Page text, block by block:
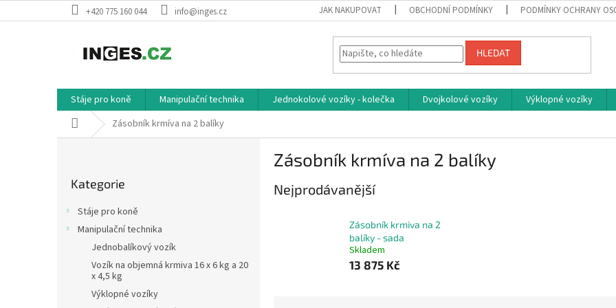
na
+420 775 160 044 info@inges.cz JAK NAKUPOVAT OBCHODNÍ PODMÍNKY PODMÍNKY OCHRANY
HLEDAT
Stáje pro koně Manipulační technika Jednokolové vozíky - kolečka Dvojkolové vozíky Výklopné vozíky
Domů Zásobník krmíva na 2 balíky
kategorie
Kategorie
Stáje pro koně
Manipulační technika
Jednobalíkový vozík
Vozík na objemná krmiva 16 x 6 kg a 20
x 4,5 kg
Výklopné vozíky
Zásobník krmíva na 2 balíky
Nejprodávanější
Zásobník krmiva na 2
balíky - sada
Skladem
13 875 Kč